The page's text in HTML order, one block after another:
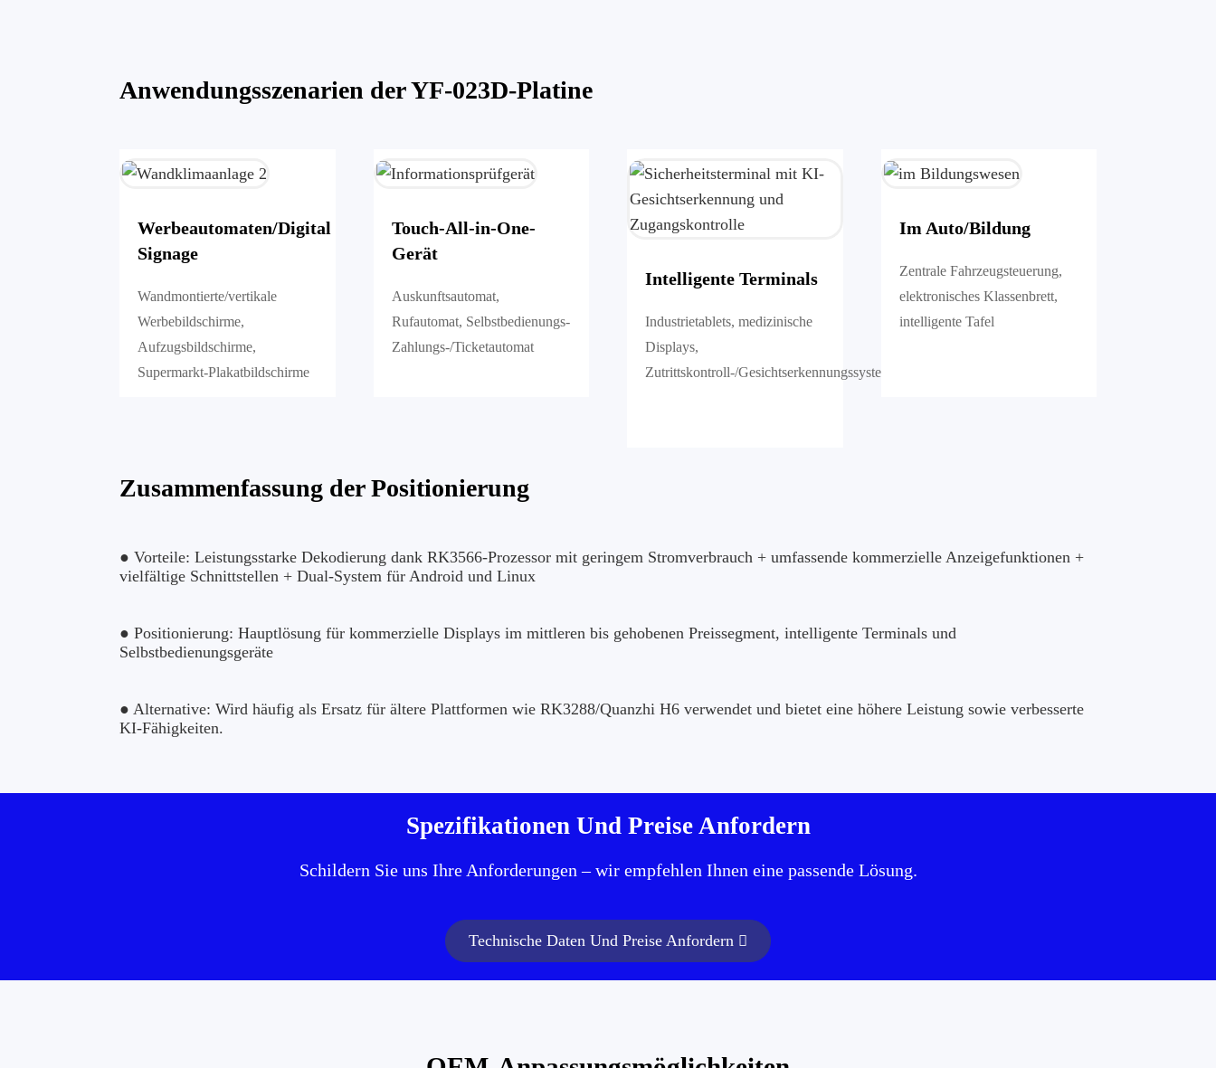
Anwendungsszenarien der YF-023D-Platine
Werbeautomaten/Digital
Signage
Wandmontierte/vertikale
Werbebildschirme,
Aufzugsbildschirme,
Supermarkt-Plakatbildschirme
Touch-All-in-One-
Gerät
Auskunftsautomat,
Rufautomat, Selbstbedienungs-
Zahlungs-/Ticketautomat
Intelligente Terminals
Industrietablets, medizinische
Displays,
Zutrittskontroll-/Gesichtserkennungssysteme
Im Auto/Bildung
Zentrale Fahrzeugsteuerung,
elektronisches Klassenbrett,
intelligente Tafel
Zusammenfassung der Positionierung
● Vorteile: Leistungsstarke Dekodierung dank RK3566-Prozessor mit geringem Stromverbrauch + umfassende kommerzielle Anzeigefunktionen +
vielfältige Schnittstellen + Dual-System für Android und Linux
● Positionierung: Hauptlösung für kommerzielle Displays im mittleren bis gehobenen Preissegment, intelligente Terminals und
Selbstbedienungsgeräte
● Alternative: Wird häufig als Ersatz für ältere Plattformen wie RK3288/Quanzhi H6 verwendet und bietet eine höhere Leistung sowie verbesserte
KI-Fähigkeiten.
Spezifikationen Und Preise Anfordern
Schildern Sie uns Ihre Anforderungen – wir empfehlen Ihnen eine passende Lösung.
Technische Daten Und Preise Anfordern